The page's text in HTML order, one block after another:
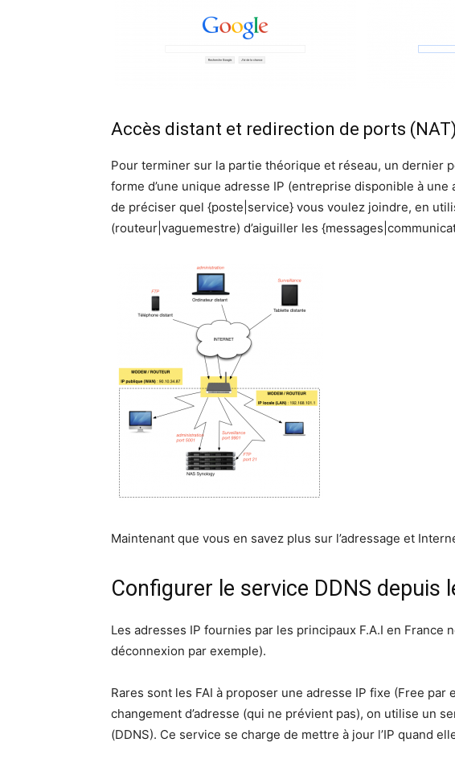
Accès distant et redirection de ports (NAT)
Pour terminer sur la partie théorique et réseau, un dernier
forme d’une unique adresse IP (entreprise disponible à
de préciser quel {poste|service} vous voulez joindre, en
(routeur|vaguemestre) d’aiguiller les
Maintenant que vous en savez plus sur l’adressage et
Configurer le service DDNS depuis
Les adresses IP fournies par les principaux F.A.I en France
déconnexion par exemple).
Rares sont les FAI à proposer une adresse IP fixe (Free
changement d’adresse (qui ne prévient pas), on utilise un
(DDNS). Ce service se charge de mettre à jour l’IP quand